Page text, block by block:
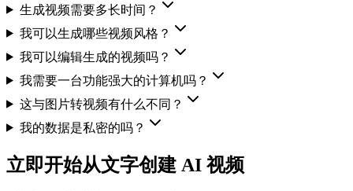
生成视频需要多长时间？
我可以生成哪些视频风格？
我可以编辑生成的视频吗？
我需要一台功能强大的计算机吗？
这与图片转视频有什么不同？
我的数据是私密的吗？
立即开始从文字创建 AI 视频